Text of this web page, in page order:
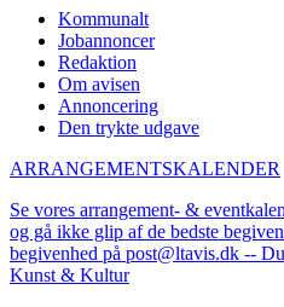
Kommunalt
Jobannoncer
Redaktion
Om avisen
Annoncering
Den trykte udgave
ARRANGEMENTSKALENDER
Se vores arrangement- &
og gå ikke glip af de bedste
begivenhed på post@ltavis.dk --
Kunst & Kultur